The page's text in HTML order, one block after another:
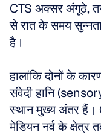
CTS अक्सर अंगूठे,
से रात के समय
है।
हालांकि दोनों के
संवेदी हानि
स्थान मुख्य अंतर हैं।
मेडियन नर्व के क्षेत्र